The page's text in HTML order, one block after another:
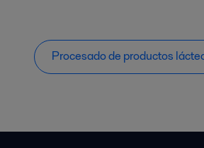
Procesado de productos